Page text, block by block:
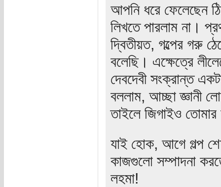
আপনি ধরে ফেলেছেন
লিখতে পারলাম না।
দ্বিতীয়ত, গল্পের গরু
বলেছি। এক্ষেত্রে
দেবদেবী সংক্রান্ত
বললাম, আচ্ছা জ্ঞানী
তাইলে জিগাইও
যাই হোক, আগে গল্প
কাজগুলো সম্পাদনা
লহমা!